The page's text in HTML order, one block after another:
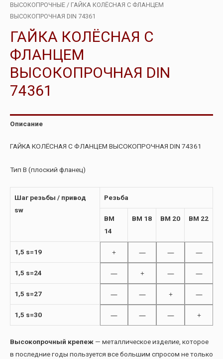
ВЫСОКОПРОЧНЫЕ / ГАЙКА КОЛЁСНАЯ С ФЛАНЦЕМ
ВЫСОКОПРОЧНАЯ DIN 74361
ГАЙКА КОЛЁСНАЯ С
ФЛАНЦЕМ
ВЫСОКОПРОЧНАЯ DIN
74361
Описание
ГАЙКА КОЛЁСНАЯ С ФЛАНЦЕМ ВЫСОКОПРОЧНАЯ DIN 74361
Тип B (плоский фланец)
Шаг резьбы / привод
sw
Резьба
BM
14
BM 18 BM 20 BM 22
1,5 s=19 + — — —
1,5 s=24 — + — —
1,5 s=27 — — + —
1,5 s=30 — — — +
Высокопрочный крепеж — металлическое изделие, которое
в последние годы пользуется все большим спросом не только